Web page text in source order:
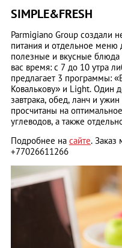
SIMPLE&FRESH
Parmigiano Group создали
питания и отдельное меню
полезные и вкусные блюда
вас время: с 7 до 10 утра
предлагает 3 программы:
Ковалькову» и Light. Один
завтрака, обед, ланч и
просчитаны на
углеводов, а также
Подробнее на сайте. Заказ
+77026611266